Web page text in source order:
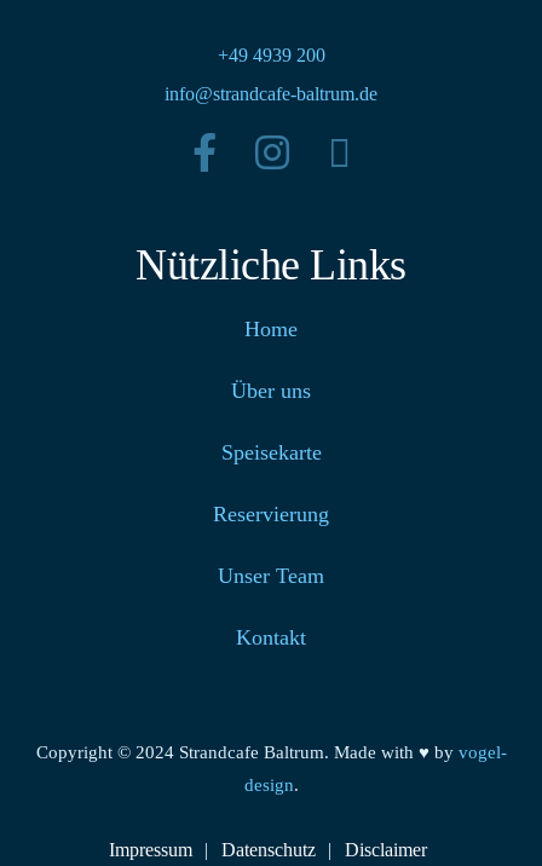
+49 4939 200
info@strandcafe-baltrum.de
Nützliche Links
Home
Über uns
Speisekarte
Reservierung
Unser Team
Kontakt
Copyright © 2024 Strandcafe Baltrum. Made with ♥ by vogel-
design.
Impressum Datenschutz Disclaimer